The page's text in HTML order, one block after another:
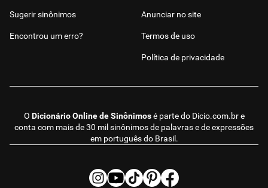
O Dicionário Online de Sinônimosé parte do Dicio.com.bre
conta com mais de 30 mil sinônimos de palavras e de expressões
em português do Brasil.
Sugerir sinônimos
Encontrou um erro?
Anunciar no site
Termos de uso
Política de privacidade